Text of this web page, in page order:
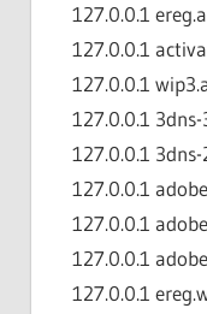
127.0.0.1
127.0.0.1
127.0.0.1
127.0.0.1
127.0.0.1
127.0.0.1
127.0.0.1
127.0.0.1
127.0.0.1